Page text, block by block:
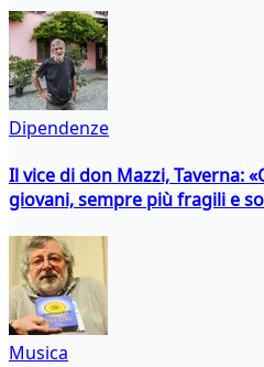
Dipendenze
Il vice di don Mazzi, Taverna:
giovani, sempre più fragili e
Musica